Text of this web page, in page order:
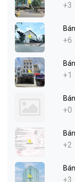
+3
+6
+1
+0
+2
+3